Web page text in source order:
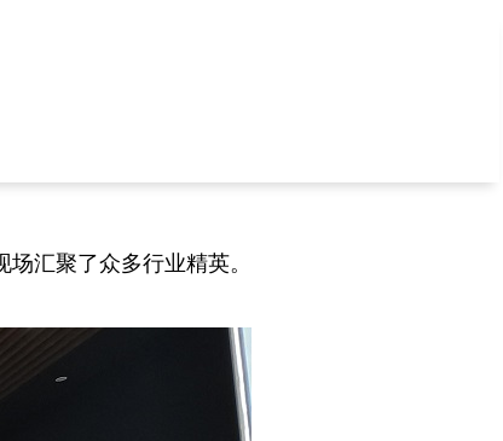
汇聚了众多行业精英。